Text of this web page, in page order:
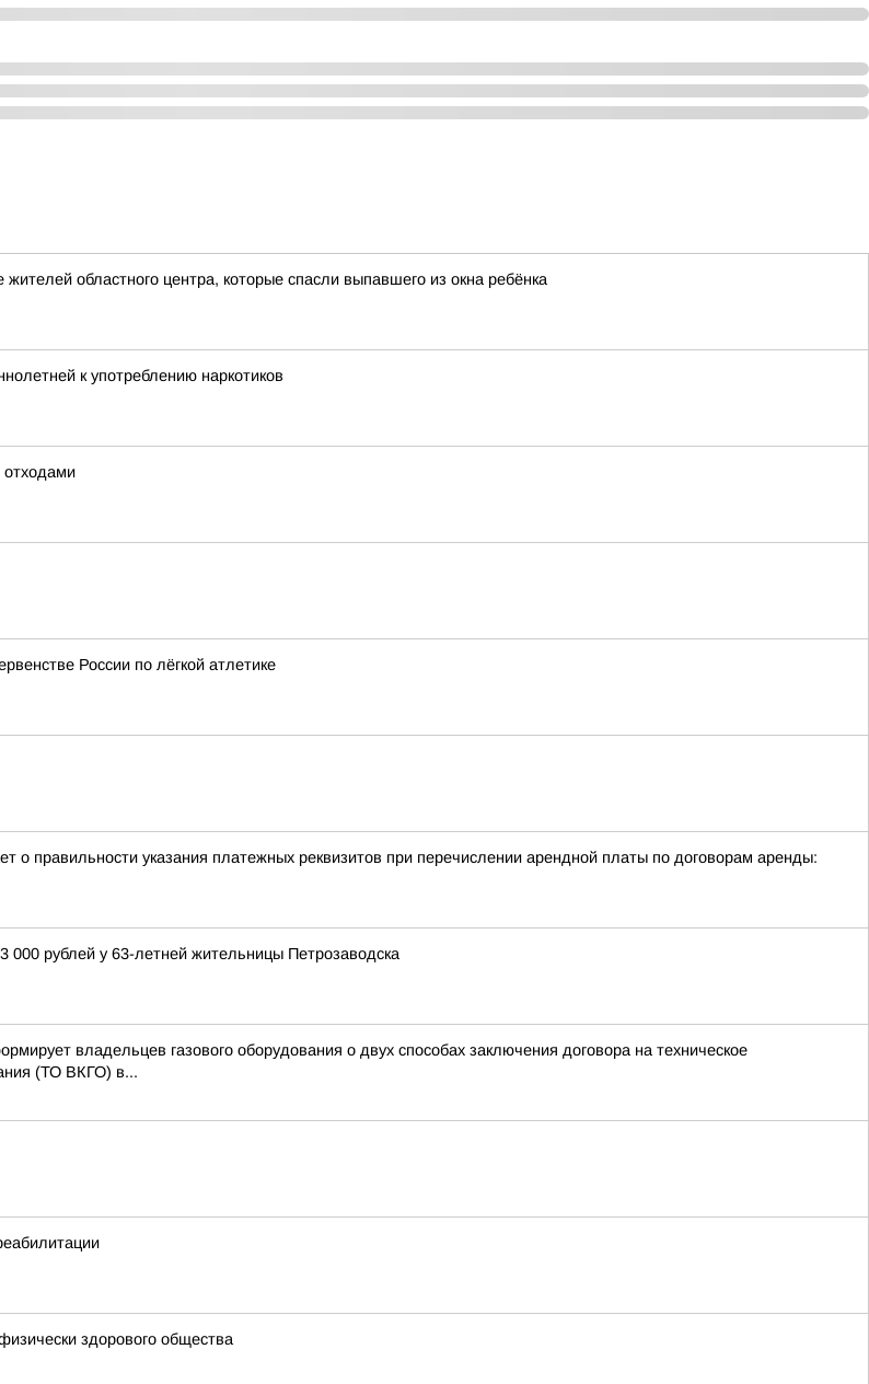
областного центра, которые спасли выпавшего из окна ребёнка
к употреблению наркотиков
отходами
России по лёгкой атлетике
о правильности указания платежных реквизитов при перечислении арендной платы по договорам аренды:
рублей у 63-летней жительницы Петрозаводска
владельцев газового оборудования о двух способах заключения договора на техническое
(ТО ВКГО) в...
здорового общества